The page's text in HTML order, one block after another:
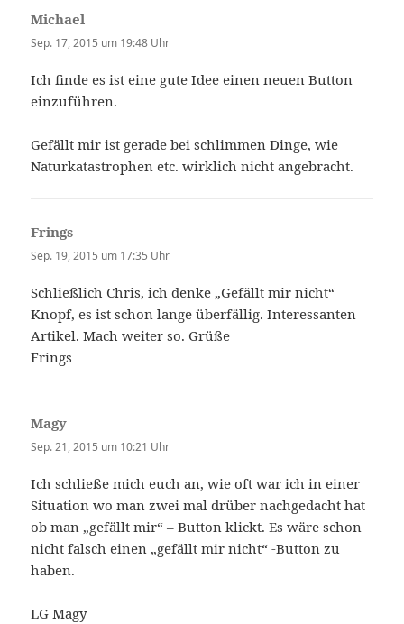
Michael
Sep. 17, 2015 um 19:48 Uhr
Ich finde es ist eine gute Idee einen neuen Button
einzuführen.
Gefällt mir ist gerade bei schlimmen Dinge, wie
Naturkatastrophen etc. wirklich nicht angebracht.
Frings
Sep. 19, 2015 um 17:35 Uhr
Schließlich Chris, ich denke „Gefällt mir nicht“
Knopf, es ist schon lange überfällig. Interessanten
Artikel. Mach weiter so. Grüße
Frings
Magy
Sep. 21, 2015 um 10:21 Uhr
Ich schließe mich euch an, wie oft war ich in einer
Situation wo man zwei mal drüber nachgedacht hat
ob man „gefällt mir“ – Button klickt. Es wäre schon
nicht falsch einen „gefällt mir nicht“ -Button zu
haben.
LG Magy